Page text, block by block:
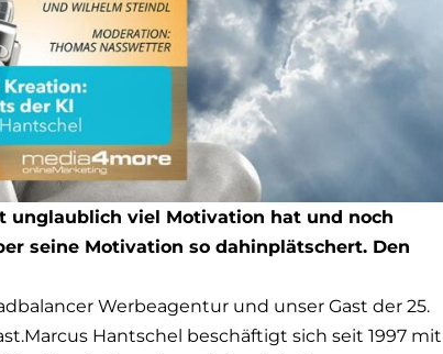
unglaublich viel Motivation hat und noch
seine Motivation so dahinplätschert. Den
Werbeagentur und unser Gast der 25.
Hantschel beschäftigt sich seit 1997 mit